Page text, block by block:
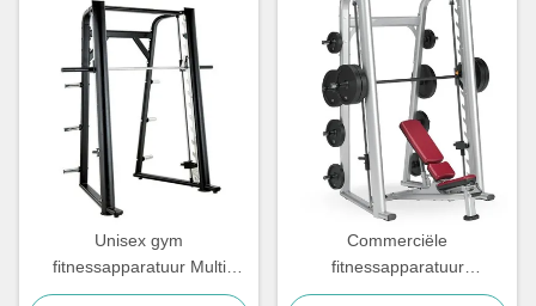
Unisex gym
fitnessapparatuur Multi
Smith machine Commercieel
Commerciële
fitnessapparatuur
Krachttrainingsmachine